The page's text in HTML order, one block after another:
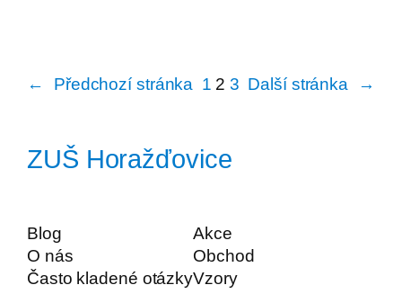
← Předchozí stránka 1 2 3 Další stránka →
ZUŠ Horažďovice
Blog
O nás
Často kladené otázky
Akce
Obchod
Vzory